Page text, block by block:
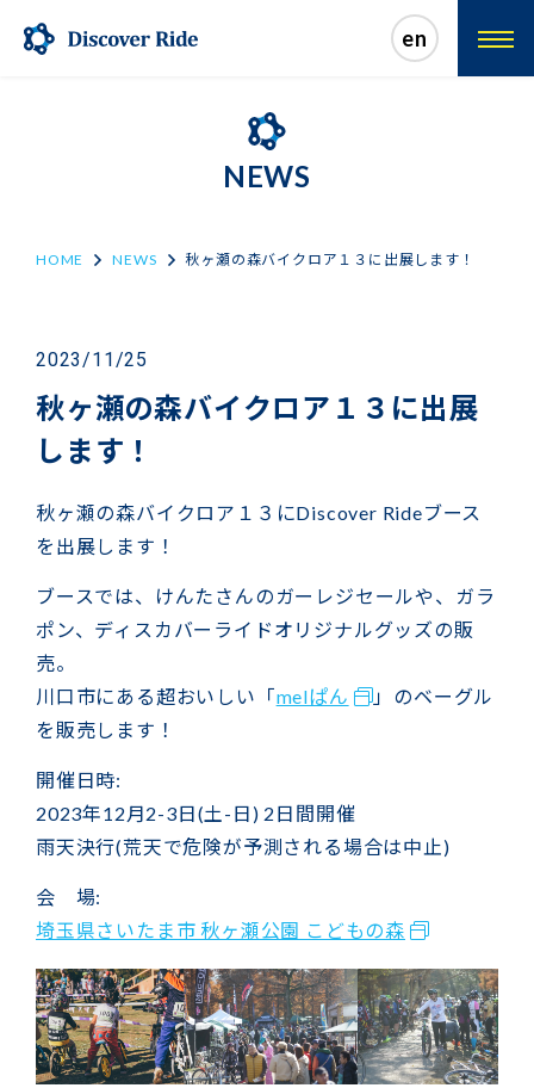
en
NEWS
HOME NEWS 秋ヶ瀬の森バイクロア１３に出展します！
2023/11/25
秋ヶ瀬の森バイクロア１３に出展
します！
秋ヶ瀬の森バイクロア１３にDiscover Rideブース
を出展します！
ブースでは、けんたさんのガーレジセールや、ガラ
ポン、ディスカバーライドオリジナルグッズの販
売。
川口市にある超おいしい「melぱん
」のベーグル
を販売します！
開催日時:
2023年12月2-3日(土-日) 2日間開催
雨天決行(荒天で危険が予測される場合は中止)
会 場:
埼玉県さいたま市 秋ヶ瀬公園 こどもの森